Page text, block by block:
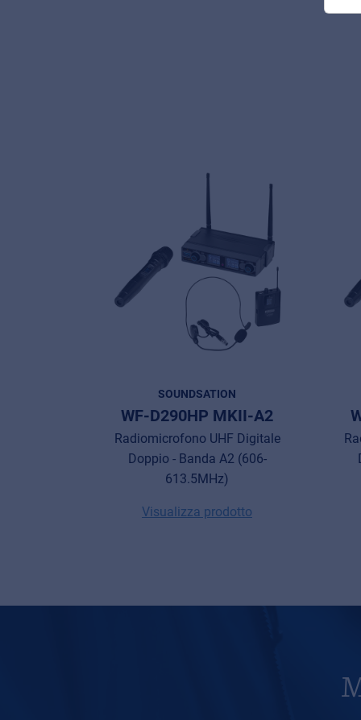
© 2026 Frenexport SpA
SOUNDSATION
WF-D290HP MKII-A2
Radiomicrofono UHF Digitale
Doppio - Banda A2 (606-
613.5MHz)
Visualizza prodotto